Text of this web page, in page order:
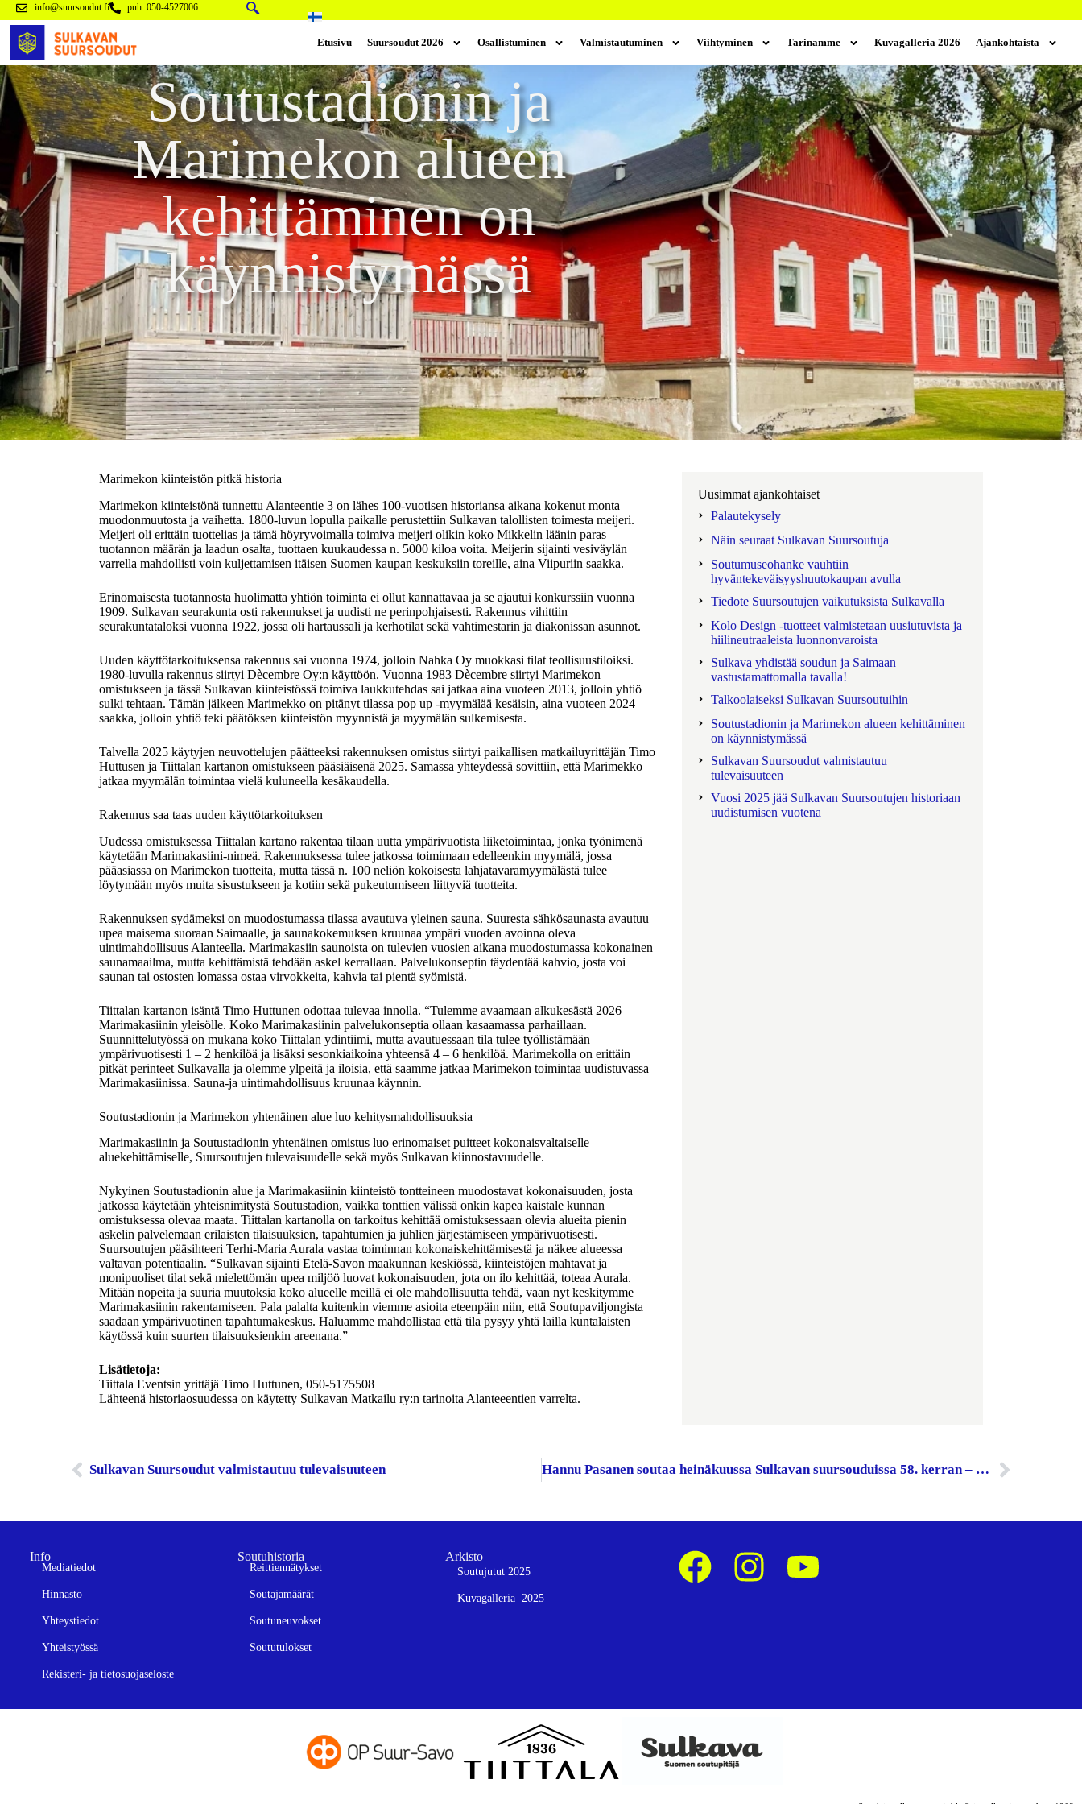
info@suursoudut.fi puh. 050-4527006
Etusivu Suursoudut 2026 Osallistuminen Valmistautuminen Viihtyminen Tarinamme Kuvagalleria 2026 Ajankohtaista
Soutustadionin ja
Marimekon alueen
kehittäminen on
käynnistymässä
Marimekon kiinteistön pitkä historia
Marimekon kiinteistönä tunnettu Alanteentie 3 on lähes 100-vuotisen historiansa aikana kokenut monta
muodonmuutosta ja vaihetta. 1800-luvun lopulla paikalle perustettiin Sulkavan talollisten toimesta meijeri.
Meijeri oli erittäin tuottelias ja tämä höyryvoimalla toimiva meijeri olikin koko Mikkelin läänin paras
tuotannon määrän ja laadun osalta, tuottaen kuukaudessa n. 5000 kiloa voita. Meijerin sijainti vesiväylän
varrella mahdollisti voin kuljettamisen itäisen Suomen kaupan keskuksiin toreille, aina Viipuriin saakka.
Erinomaisesta tuotannosta huolimatta yhtiön toiminta ei ollut kannattavaa ja se ajautui konkurssiin vuonna
1909. Sulkavan seurakunta osti rakennukset ja uudisti ne perinpohjaisesti. Rakennus vihittiin
seurakuntataloksi vuonna 1922, jossa oli hartaussali ja kerhotilat sekä vahtimestarin ja diakonissan asunnot.
Uuden käyttötarkoituksensa rakennus sai vuonna 1974, jolloin Nahka Oy muokkasi tilat teollisuustiloiksi.
1980-luvulla rakennus siirtyi Dècembre Oy:n käyttöön. Vuonna 1983 Dècembre siirtyi Marimekon
omistukseen ja tässä Sulkavan kiinteistössä toimiva laukkutehdas sai jatkaa aina vuoteen 2013, jolloin yhtiö
sulki tehtaan. Tämän jälkeen Marimekko on pitänyt tilassa pop up -myymälää kesäisin, aina vuoteen 2024
saakka, jolloin yhtiö teki päätöksen kiinteistön myynnistä ja myymälän sulkemisesta.
Talvella 2025 käytyjen neuvottelujen päätteeksi rakennuksen omistus siirtyi paikallisen matkailuyrittäjän Timo
Huttusen ja Tiittalan kartanon omistukseen pääsiäisenä 2025. Samassa yhteydessä sovittiin, että Marimekko
jatkaa myymälän toimintaa vielä kuluneella kesäkaudella.
Rakennus saa taas uuden käyttötarkoituksen
Uudessa omistuksessa Tiittalan kartano rakentaa tilaan uutta ympärivuotista liiketoimintaa, jonka työnimenä
käytetään Marimakasiini-nimeä. Rakennuksessa tulee jatkossa toimimaan edelleenkin myymälä, jossa
pääasiassa on Marimekon tuotteita, mutta tässä n. 100 neliön kokoisesta lahjatavaramyymälästä tulee
löytymään myös muita sisustukseen ja kotiin sekä pukeutumiseen liittyviä tuotteita.
Rakennuksen sydämeksi on muodostumassa tilassa avautuva yleinen sauna. Suuresta sähkösaunasta avautuu
upea maisema suoraan Saimaalle, ja saunakokemuksen kruunaa ympäri vuoden avoinna oleva
uintimahdollisuus Alanteella. Marimakasiin saunoista on tulevien vuosien aikana muodostumassa kokonainen
saunamaailma, mutta kehittämistä tehdään askel kerrallaan. Palvelukonseptin täydentää kahvio, josta voi
saunan tai ostosten lomassa ostaa virvokkeita, kahvia tai pientä syömistä.
Tiittalan kartanon isäntä Timo Huttunen odottaa tulevaa innolla. “Tulemme avaamaan alkukesästä 2026
Marimakasiinin yleisölle. Koko Marimakasiinin palvelukonseptia ollaan kasaamassa parhaillaan.
Suunnittelutyössä on mukana koko Tiittalan ydintiimi, mutta avautuessaan tila tulee työllistämään
ympärivuotisesti 1 – 2 henkilöä ja lisäksi sesonkiaikoina yhteensä 4 – 6 henkilöä. Marimekolla on erittäin
pitkät perinteet Sulkavalla ja olemme ylpeitä ja iloisia, että saamme jatkaa Marimekon toimintaa uudistuvassa
Marimakasiinissa. Sauna-ja uintimahdollisuus kruunaa käynnin.
Soutustadionin ja Marimekon yhtenäinen alue luo kehitysmahdollisuuksia
Marimakasiinin ja Soutustadionin yhtenäinen omistus luo erinomaiset puitteet kokonaisvaltaiselle
aluekehittämiselle, Suursoutujen tulevaisuudelle sekä myös Sulkavan kiinnostavuudelle.
Nykyinen Soutustadionin alue ja Marimakasiinin kiinteistö tontteineen muodostavat kokonaisuuden, josta
jatkossa käytetään yhteisnimitystä Soutustadion, vaikka tonttien välissä onkin kapea kaistale kunnan
omistuksessa olevaa maata. Tiittalan kartanolla on tarkoitus kehittää omistuksessaan olevia alueita pienin
askelin palvelemaan erilaisten tilaisuuksien, tapahtumien ja juhlien järjestämiseen ympärivuotisesti.
Suursoutujen pääsihteeri Terhi-Maria Aurala vastaa toiminnan kokonaiskehittämisestä ja näkee alueessa
valtavan potentiaalin. “Sulkavan sijainti Etelä-Savon maakunnan keskiössä, kiinteistöjen mahtavat ja
monipuoliset tilat sekä mielettömän upea miljöö luovat kokonaisuuden, jota on ilo kehittää, toteaa Aurala.
Mitään nopeita ja suuria muutoksia koko alueelle meillä ei ole mahdollisuutta tehdä, vaan nyt keskitymme
Marimakasiinin rakentamiseen. Pala palalta kuitenkin viemme asioita eteenpäin niin, että Soutupaviljongista
saadaan ympärivuotinen tapahtumakeskus. Haluamme mahdollistaa että tila pysyy yhtä lailla kuntalaisten
käytössä kuin suurten tilaisuuksienkin areenana.”
Lisätietoja:
Tiittala Eventsin yrittäjä Timo Huttunen, 050-5175508
Lähteenä historiaosuudessa on käytetty Sulkavan Matkailu ry:n tarinoita Alanteeentien varrelta.
Uusimmat ajankohtaiset
Palautekysely
Näin seuraat Sulkavan Suursoutuja
Soutumuseohanke vauhtiin
hyväntekeväisyyshuutokaupan avulla
Tiedote Suursoutujen vaikutuksista Sulkavalla
Kolo Design -tuotteet valmistetaan uusiutuvista ja
hiilineutraaleista luonnonvaroista
Sulkava yhdistää soudun ja Saimaan
vastustamattomalla tavalla!
Talkoolaiseksi Sulkavan Suursoutuihin
Soutustadionin ja Marimekon alueen kehittäminen
on käynnistymässä
Sulkavan Suursoudut valmistautuu
tulevaisuuteen
Vuosi 2025 jää Sulkavan Suursoutujen historiaan
uudistumisen vuotena
Sulkavan Suursoudut valmistautuu tulevaisuuteen Hannu Pasanen soutaa heinäkuussa Sulkavan suursouduissa 58. kerran – ”Soutu muutti elämäni”
Info
Mediatiedot
Hinnasto
Yhteystiedot
Yhteistyössä
Rekisteri- ja tietosuojaseloste
Soutuhistoria
Reittiennätykset
Soutajamäärät
Soutuneuvokset
Soututulokset
Arkisto
Soutujutut 2025
Kuvagalleria 2025